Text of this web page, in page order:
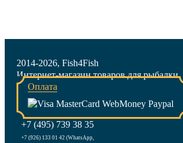
2014-2026, Fish4Fish
Интернет-магазин товаров для рыбалки
Оплата
+7 (495) 739 38 35
+7 (926) 133 01 42 (WhatsApp,